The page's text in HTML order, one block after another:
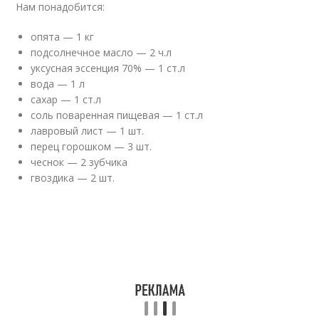
Нам понадобится:
опята — 1 кг
подсолнечное масло — 2 ч.л
уксусная эссенция 70% — 1 ст.л
вода — 1 л
сахар — 1 ст.л
соль поваренная пищевая — 1 ст.л
лавровый лист — 1 шт.
перец горошком — 3 шт.
чеснок — 2 зубчика
гвоздика — 2 шт.